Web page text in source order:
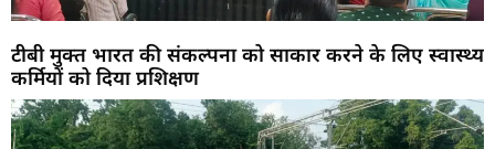
टीबी मुक्त भारत की संकल्पना को साकार करने के लिए स्वास्थ्य
कर्मियों को दिया प्रशिक्षण